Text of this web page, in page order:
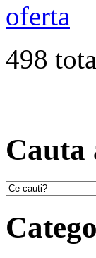
oferta
498